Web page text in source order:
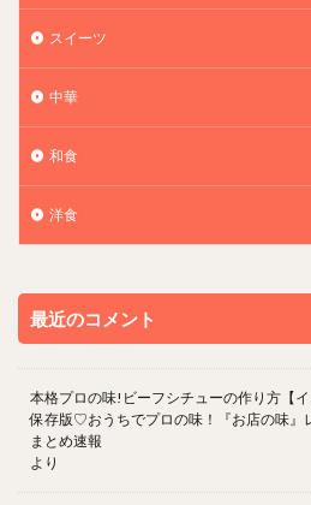
スイーツ
中華
和食
洋食
最近のコメント
本格プロの味!ビーフシチューの作り方【イ
保存版♡おうちでプロの味！『お店の味』
まとめ速報
より